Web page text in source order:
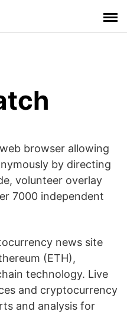
browser allowing
by directing
volunteer overlay
7000 independent
news site
(ETH),
technology. Live
and cryptocurrency
and analysis for